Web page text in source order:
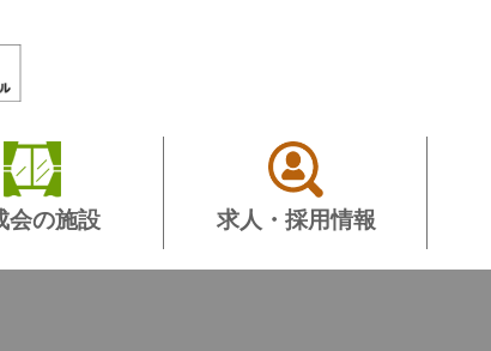
会の施設 求人・採用情報